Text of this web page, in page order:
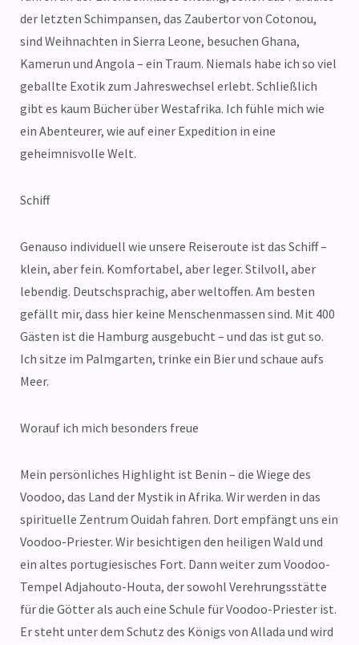
der letzten Schimpansen, das Zaubertor von Cotonou,
sind Weihnachten in Sierra Leone, besuchen Ghana,
Kamerun und Angola – ein Traum. Niemals habe ich so viel
geballte Exotik zum Jahreswechsel erlebt. Schließlich
gibt es kaum Bücher über Westafrika. Ich fühle mich wie
ein Abenteurer, wie auf einer Expedition in eine
geheimnisvolle Welt.
Schiff
Genauso individuell wie unsere Reiseroute ist das Schiff –
klein, aber fein. Komfortabel, aber leger. Stilvoll, aber
lebendig. Deutschsprachig, aber weltoffen. Am besten
gefällt mir, dass hier keine Menschenmassen sind. Mit 400
Gästen ist die Hamburg ausgebucht – und das ist gut so.
Ich sitze im Palmgarten, trinke ein Bier und schaue aufs
Meer.
Worauf ich mich besonders freue
Mein persönliches Highlight ist Benin – die Wiege des
Voodoo, das Land der Mystik in Afrika. Wir werden in das
spirituelle Zentrum Ouidah fahren. Dort empfängt uns ein
Voodoo-Priester. Wir besichtigen den heiligen Wald und
ein altes portugiesisches Fort. Dann weiter zum Voodoo-
Tempel Adjahouto-Houta, der sowohl Verehrungsstätte
für die Götter als auch eine Schule für Voodoo-Priester ist.
Er steht unter dem Schutz des Königs von Allada und wird